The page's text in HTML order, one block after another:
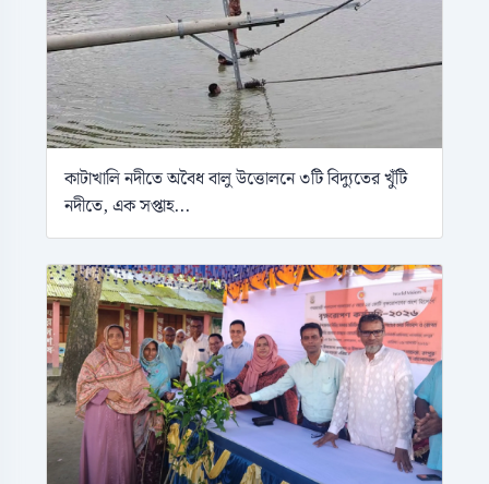
কাটাখালি নদীতে অবৈধ বালু উত্তোলনে ৩টি বিদ্যুতের খুঁটি
নদীতে, এক সপ্তাহ...